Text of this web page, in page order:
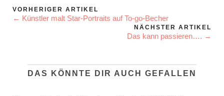
VORHERIGER ARTIKEL
← Künstler malt Star-Portraits auf To-go-Becher
NÄCHSTER ARTIKEL
Das kann passieren…. →
DAS KÖNNTE DIR AUCH GEFALLEN